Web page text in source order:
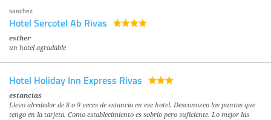
sanchez
Hotel Sercotel Ab Rivas
esther
un hotel agradable
Hotel Holiday Inn Express Rivas
estancias
Llevo alrededor de 8 o 9 veces de estancia en ese hotel. Desconozco los puntos que
tengo en la tarjeta. Como establecimiento es sobrio pero suficiente. Lo mejor las